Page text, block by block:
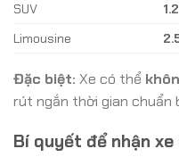
SUV
Limousine
Đặc biệt: Xe có thể
rút ngắn thời gian chuẩn
Bí quyết để nhận